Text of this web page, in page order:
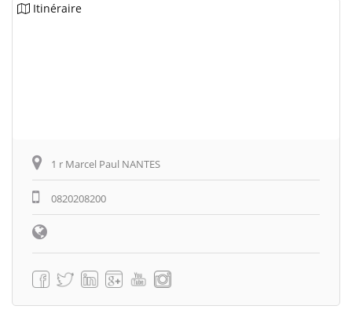
Itinéraire
1 r Marcel Paul NANTES
0820208200